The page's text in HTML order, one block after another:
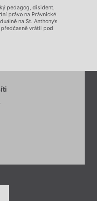
pedagog, disident,
právo na Právnické
na St. Anthony’s
vrátil pod